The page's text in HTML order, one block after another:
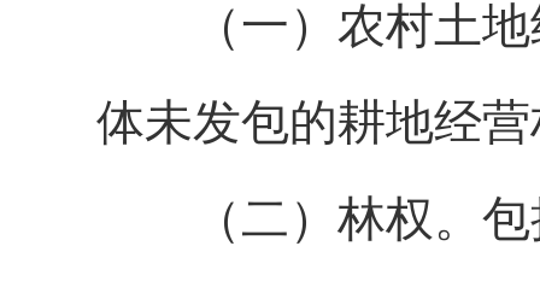
（一）农村土
体未发包的耕地经
（二） 林权。